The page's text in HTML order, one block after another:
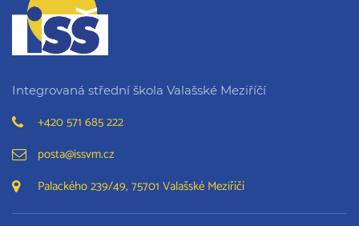
Integrovaná střední škola Valašské Meziříčí
+420 571 685 222
posta@issvm.cz
Palackého 239/49, 75701 Valašské Meziříčí